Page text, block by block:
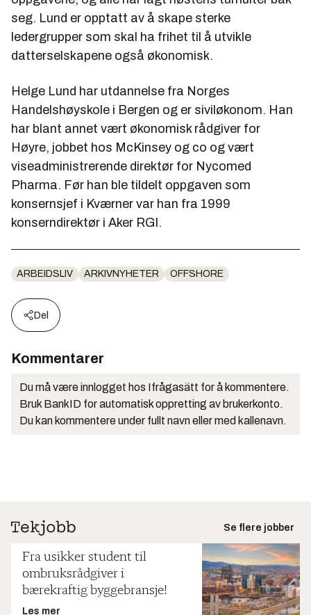
seg. Lund er opptatt av å skape sterke
ledergrupper som skal ha frihet til å utvikle
datterselskapene også økonomisk.
Helge Lund har utdannelse fra Norges
Handelshøyskole i Bergen og er siviløkonom. Han
har blant annet vært økonomisk rådgiver for
Høyre, jobbet hos McKinsey og co og vært
viseadministrerende direktør for Nycomed
Pharma. Før han ble tildelt oppgaven som
konsernsjef i Kværner var han fra 1999
konserndirektør i Aker RGI.
ARBEIDSLIV ARKIVNYHETER OFFSHORE
Del
Kommentarer
Du må være innlogget hos Ifrågasätt for å kommentere.
Bruk BankID for automatisk oppretting av brukerkonto.
Du kan kommentere under fullt navn eller med kallenavn.
Se flere jobber
Fra usikker student til
ombruksrådgiver i
bærekraftig byggebransje!
Les mer